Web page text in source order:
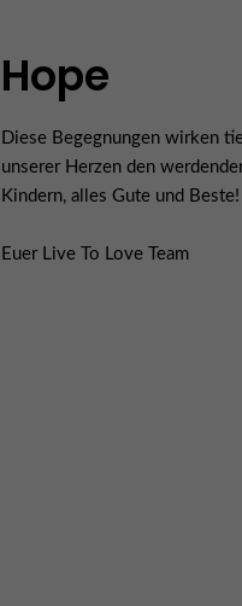
Hope
Diese Begegnungen wirken
unserer Herzen den
Kindern, alles Gute und Beste!
Euer Live To Love Team